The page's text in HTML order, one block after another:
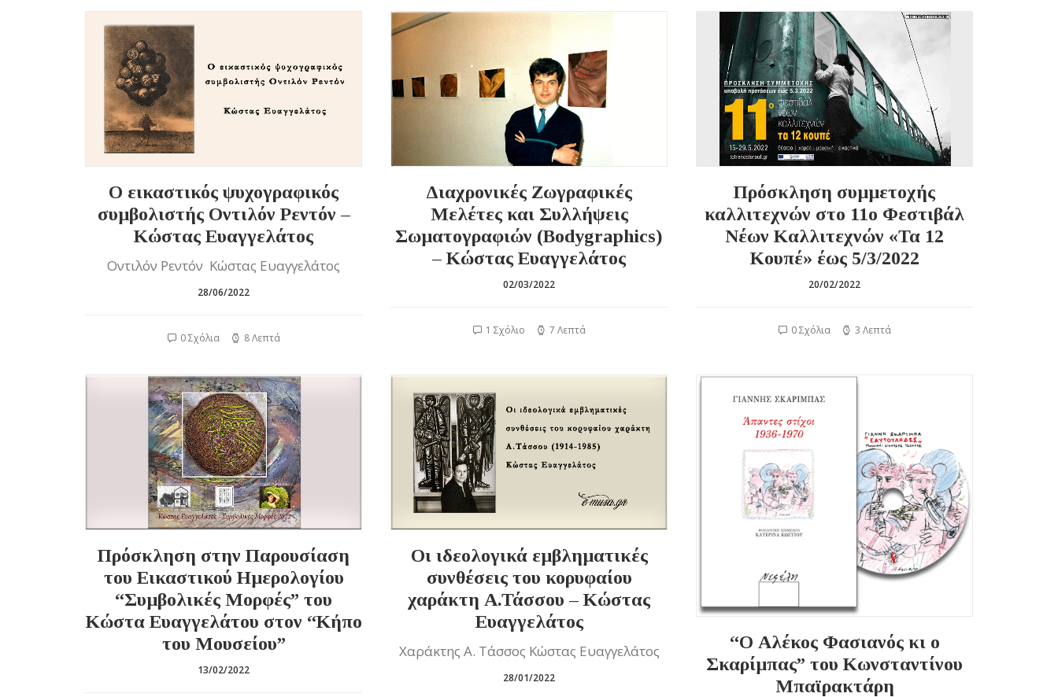
Ο εικαστικός ψυχογραφικός
συμβολιστής Οντιλόν Ρεντόν –
Κώστας Ευαγγελάτος
Οντιλόν Ρεντόν Κώστας Ευαγγελάτος
28/06/2022
0 Σχόλια 8 Λεπτά
Διαχρονικές Ζωγραφικές
Μελέτες και Συλλήψεις
Σωματογραφιών (Bodygraphics)
– Κώστας Ευαγγελάτος
02/03/2022
1 Σχόλιο 7 Λεπτά
Πρόσκληση συμμετοχής
καλλιτεχνών στο 11ο Φεστιβάλ
Νέων Καλλιτεχνών «Τα 12
Κουπέ» έως 5/3/2022
20/02/2022
0 Σχόλια 3 Λεπτά
Πρόσκληση στην Παρουσίαση
του Εικαστικού Ημερολογίου
“Συμβολικές Μορφές” του
Κώστα Ευαγγελάτου στον “Κήπο
του Μουσείου”
13/02/2022
Οι ιδεολογικά εμβληματικές
συνθέσεις του κορυφαίου
χαράκτη Α.Τάσσου – Κώστας
Ευαγγελάτος
Χαράκτης Α. Τάσσος Κώστας Ευαγγελάτος
28/01/2022
“Ο Αλέκος Φασιανός κι ο
Σκαρίμπας” του Κωνσταντίνου
Μπαϊρακτάρη